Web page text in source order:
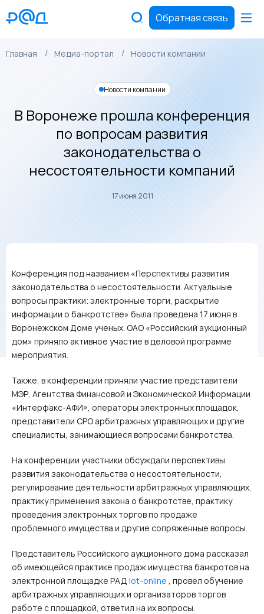
Обратная связь
Главная Медиа-портал Новости компании
Новости компании
В Воронеже прошла конференция
по вопросам развития
законодательства о
несостоятельности компаний
17 июня 2011
Конференция под названием «Перспективы развития
законодательства о несостоятельности. Актуальные
вопросы практики: электронные торги, раскрытие
информации о банкротстве» была проведена 17 июня в
Воронежском Доме ученых. ОАО «Российский аукционный
дом» приняло активное участие в деловой программе
мероприятия.
Также, в конференции приняли участие представители
МЭР, Агентства Финансовой и Экономической Информации
«Интерфакс-АФИ», операторы электронных площадок,
представители СРО арбитражных управляющих и другие
специалисты, занимающиеся вопросами банкротства.
На конференции участники обсуждали перспективы
развития законодательства о несостоятельности,
регулирование деятельности арбитражных управляющих,
практику применения закона о банкротстве, практику
проведения электронных торгов по продаже
проблемного имущества и другие сопряженные вопросы.
Представитель Российского аукционного дома рассказал
об имеющейся практике продаж имущества банкротов на
электронной площадке РАД lot-online , провел обучение
арбитражных управляющих и организаторов торгов
работе сплощадкой, ответил на их вопросы.